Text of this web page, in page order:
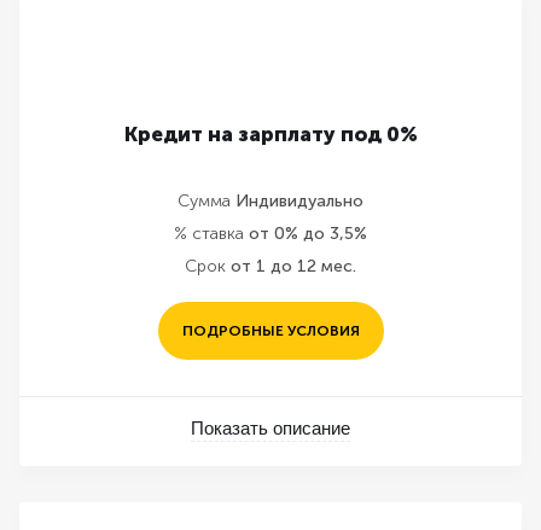
Кредит на зарплату под 0%
Сумма Индивидуально
% ставка от 0% до 3,5%
Срок от 1 до 12 мес.
ПОДРОБНЫЕ УСЛОВИЯ
Показать описание